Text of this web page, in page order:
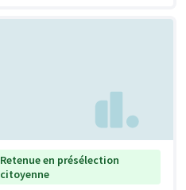
Retenue en présélection
citoyenne